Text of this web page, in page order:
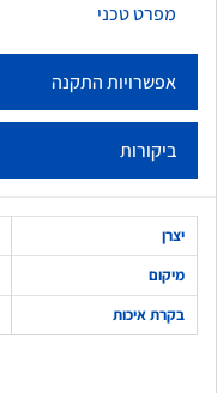
מפרט טכני
אפשרויות התקנה
ביקורות
יצרן
מיקום
בקרת איכות